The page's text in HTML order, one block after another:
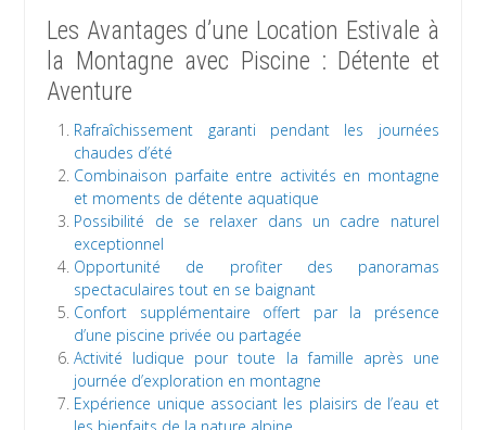
Les Avantages d’une Location Estivale à
la Montagne avec Piscine : Détente et
Aventure
Rafraîchissement garanti pendant les journées
chaudes d’été
Combinaison parfaite entre activités en montagne
et moments de détente aquatique
Possibilité de se relaxer dans un cadre naturel
exceptionnel
Opportunité de profiter des panoramas
spectaculaires tout en se baignant
Confort supplémentaire offert par la présence
d’une piscine privée ou partagée
Activité ludique pour toute la famille après une
journée d’exploration en montagne
Expérience unique associant les plaisirs de l’eau et